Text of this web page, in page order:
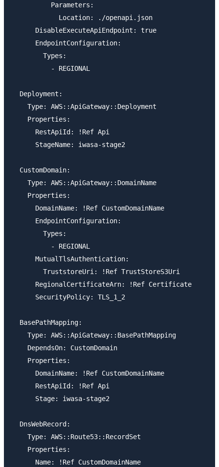
          Parameters:
            Location: ./openapi.json
      DisableExecuteApiEndpoint: true
      EndpointConfiguration:
        Types:
          - REGIONAL
  Deployment:
    Type: AWS::ApiGateway::Deployment
    Properties:
      RestApiId: !Ref Api
      StageName: iwasa-stage2
  CustomDomain:
    Type: AWS::ApiGateway::DomainName
    Properties:
      DomainName: !Ref CustomDomainName
      EndpointConfiguration:
        Types:
          - REGIONAL
      MutualTlsAuthentication:
        TruststoreUri: !Ref TrustStoreS3Uri
      RegionalCertificateArn: !Ref Certificate
      SecurityPolicy: TLS_1_2
  BasePathMapping:
    Type: AWS::ApiGateway::BasePathMapping
    DependsOn: CustomDomain
    Properties:
      DomainName: !Ref CustomDomainName
      RestApiId: !Ref Api
      Stage: iwasa-stage2
  DnsWebRecord:
    Type: AWS::Route53::RecordSet
    Properties:
      Name: !Ref CustomDomainName